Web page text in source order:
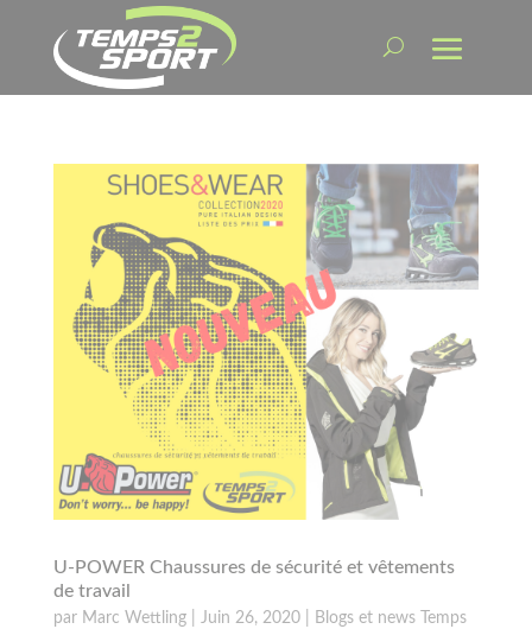
U-POWER Chaussures de sécurité et vêtements
de travail
par Marc Wettling| Juin 26, 2020|
Blogs et news Temps